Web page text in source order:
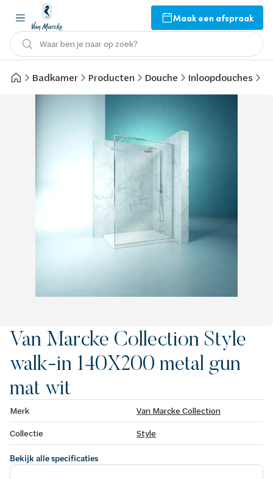
Maak een afspraak
Waar ben je naar op zoek?
Badkamer Producten Douche Inloopdouches
Van Marcke Collection Style
walk-in 140X200 metal gun
mat wit
Merk
Van Marcke Collection
Collectie
Style
Bekijk alle specificaties